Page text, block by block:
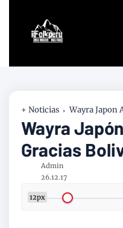
+ Noticias Wayra Japon
Wayra
Gracias
Admin
26.12.17
12px